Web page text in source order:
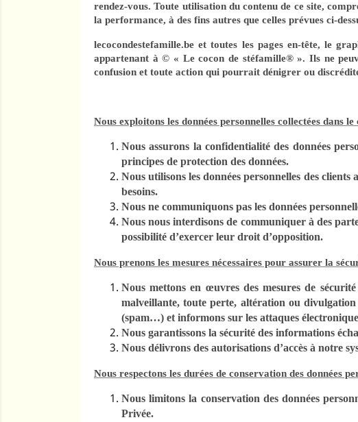
rendez-vous. Toute utilisation du contenu de ce site,
la performance, à des fins autres que celles prévues ci-
lecocondestefamille.be et toutes les pages en-tête, le
appartenant à © « Le cocon de stéfamille® ». Ils ne
confusion et toute action qui pourrait dénigrer ou
Nous exploitons les données personnelles collectées dans
Nous assurons la confidentialité des données
principes de protection des données.
Nous utilisons les données personnelles des
besoins.
Nous ne communiquons pas les données
Nous nous interdisons de communiquer à des
possibilité d’exercer leur droit d’opposition.
Nous prenons les mesures nécessaires pour assurer la
Nous mettons en œuvres des mesures de
malveillante, toute perte, altération ou
(spam…) et informons sur les attaques
Nous garantissons la sécurité des informations
Nous délivrons des autorisations d’accès à notre
Nous respectons les durées de conservation des données
Nous limitons la conservation des données
Privée.